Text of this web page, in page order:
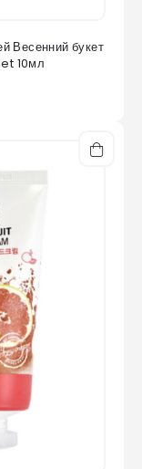
Весенний букет
10мл